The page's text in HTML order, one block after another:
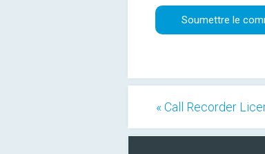
« Call Recorder